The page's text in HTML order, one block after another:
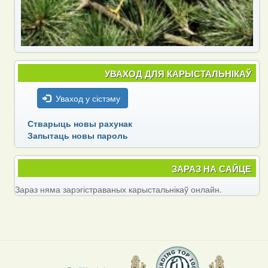
УВАХОД ДЛЯ КАРЫСТАЛЬНІКАЎ
Уваход у сістэму
Стварыць новы рахунак
Запытаць новы пароль
ЗАРАЗ НА САЙЦЕ
Зараз няма зарэгістраваных карыстальнікаў онлайн.